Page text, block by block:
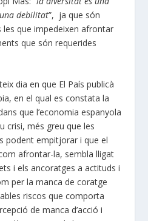
debilitat”, ja que són
que impedeixen afrontar
que són requerides
dia en que El País publicà
en el qual es constata la
que l’economia espanyola
crisi, més greu que les
podent empitjorar i que el
afrontar-la, sembla lligat
i els ancoratges a actituds i
per la manca de coratge
riscos que comporta
de manca d’acció i